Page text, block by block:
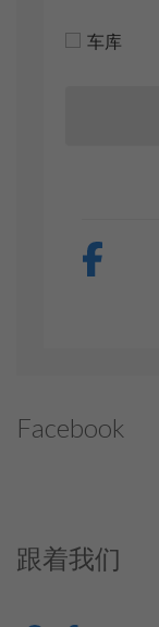
车库
Facebook
跟着我们